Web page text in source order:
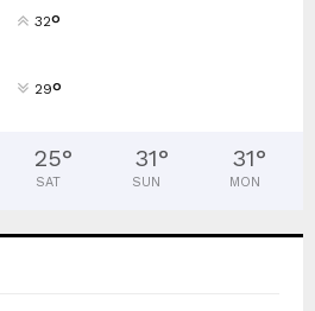
32°
29°
25°
SAT
31°
SUN
31°
MON